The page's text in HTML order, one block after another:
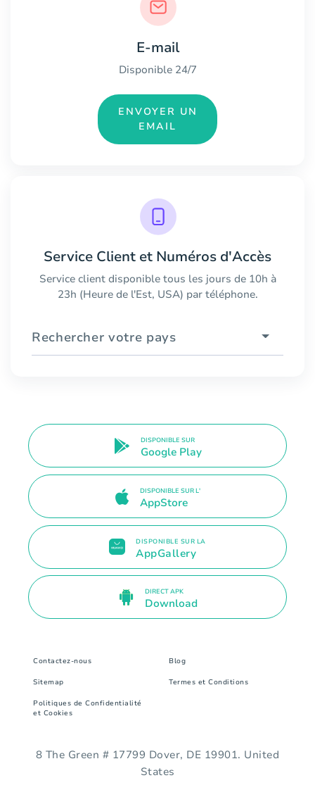
E-mail
Disponible 24/7
ENVOYER UN
EMAIL
Service Client et Numéros d'Accès
Service client disponible tous les jours de 10h à
23h (Heure de l'Est, USA) par téléphone.
Rechercher votre pays
DISPONIBLE SUR
Google Play
DISPONIBLE SUR L'
AppStore
DISPONIBLE SUR LA
AppGallery
DIRECT APK
Download
Contactez-nous Blog
Sitemap Termes et Conditions
Politiques de Confidentialité
et Cookies
8 The Green # 17799 Dover, DE 19901. United
States